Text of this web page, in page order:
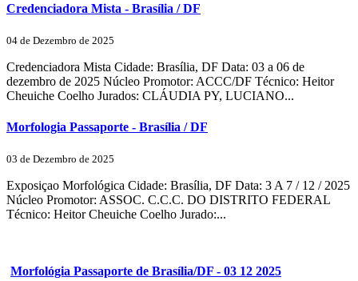
Credenciadora Mista - Brasília / DF
04 de Dezembro de 2025
Credenciadora Mista Cidade: Brasília, DF Data: 03 a 06 de
dezembro de 2025 Núcleo Promotor: ACCC/DF Técnico: Heitor
Cheuiche Coelho Jurados: CLÁUDIA PY, LUCIANO...
Morfologia Passaporte - Brasília / DF
03 de Dezembro de 2025
Exposiçao Morfológica Cidade: Brasília, DF Data: 3 A 7 / 12 / 2025
Núcleo Promotor: ASSOC. C.C.C. DO DISTRITO FEDERAL
Técnico: Heitor Cheuiche Coelho Jurado:...
Morfológia Passaporte de Brasília/DF - 03 12 2025